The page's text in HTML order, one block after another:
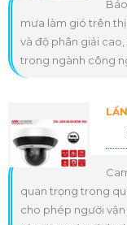
mưa làm gió trên
và độ phân giải
trong ngành công
quan trọng trong
cho phép người